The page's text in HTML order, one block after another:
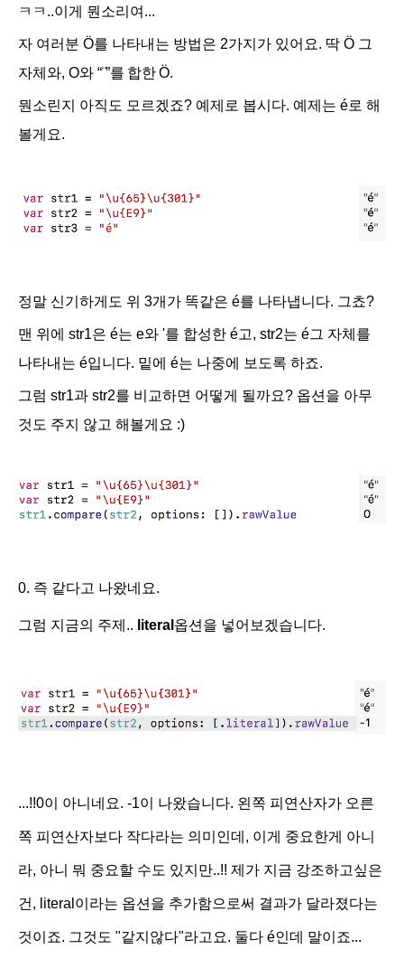
ㅋㅋ..이게 뭔소리여...
자 여러분 Ö를 나타내는 방법은 2가지가 있어요. 딱 Ö 그
자체와, O와 “¨”를 합한Ö.
뭔소린지 아직도 모르겠죠? 예제로 봅시다. 예제는 é로 해
볼게요.
정말 신기하게도 위 3개가 똑같은 é를 나타냅니다. 그쵸?
맨 위에 str1은 é는 e와 '를 합성한 é고, str2는 é그 자체를
나타내는 é입니다. 밑에 é는 나중에 보도록 하죠.
그럼 str1과 str2를 비교하면 어떻게 될까요? 옵션을 아무
것도 주지 않고 해볼게요 :)
0. 즉 같다고 나왔네요.
그럼 지금의 주제.. literal 옵션을 넣어보겠습니다.
...!!0이 아니네요. -1이 나왔습니다. 왼쪽 피연산자가 오른
쪽 피연산자보다 작다라는 의미인데, 이게 중요한게 아니
라, 아니 뭐 중요할 수도 있지만..!! 제가 지금 강조하고싶은
건, literal이라는 옵션을 추가함으로써 결과가 달라졌다는
것이죠. 그것도 "같지않다"라고요. 둘다 é인데 말이죠...